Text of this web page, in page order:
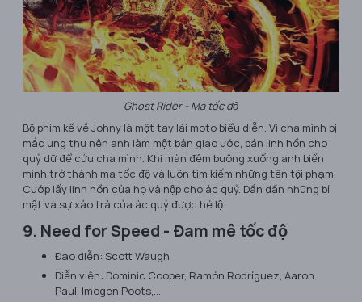
Ghost Rider - Ma tốc độ
Bộ phim kể về Johny là một tay lái moto biểu diễn. Vì cha mình bị
mắc ung thư nên anh làm một bản giao ước, bán linh hồn cho
quỷ dữ để cứu cha mình. Khi màn đêm buông xuống anh biến
mình trở thành ma tốc độ và luôn tìm kiếm những tên tội phạm.
Cướp lấy linh hồn của họ và nộp cho ác quỷ. Dần dần những bí
mật và sự xảo trá của ác quỷ được hé lộ.
9. Need for Speed - Đam mê tốc độ
Đạo diễn: Scott Waugh
Diễn viên: Dominic Cooper, Ramón Rodríguez, Aaron
Paul, Imogen Poots,…